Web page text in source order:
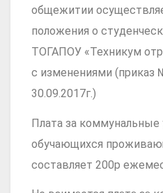
общежитии
положения о
ТОГАПОУ «Техникум
с изменениями (приказ
30.09.2017г.)
Плата за коммунальные
обучающихся
составляет 200р